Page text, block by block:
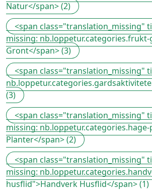
Natur</span> (2)
<span class="translation_missing"
missing:
Gront</span> (3)
<span class="translation_missing"
(3)
<span class="translation_missing"
missing:
Planter</span> (2)
<span class="translation_missing"
missing:
husflid">Handverk Husflid</span> (1)